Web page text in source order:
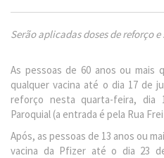
Serão aplicadas doses de reforço e
As pessoas de 60 anos ou mais
qualquer vacina até o dia 17 de
reforço nesta quarta-feira, dia
Paroquial (a entrada é pela Rua
Após, as pessoas de 13 anos ou
vacina da Pfizer até o dia 23